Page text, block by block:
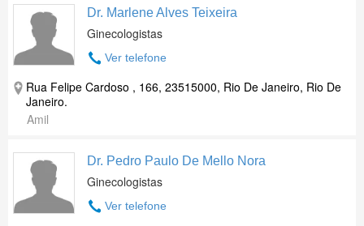
Dr. Marlene Alves Teixeira
Ginecologistas
Ver telefone
Rua Felipe Cardoso , 166, 23515000, Rio De Janeiro, Rio De
Janeiro.
Amil
Dr. Pedro Paulo De Mello Nora
Ginecologistas
Ver telefone